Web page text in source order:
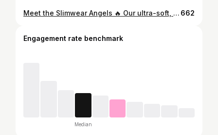
Meet the Slimwear Angels 🔥 Our ultra-soft, fast-drying microfiber towel — always stunning. Photos by: @agne.gar Explore more at slimwear.lt #slimwear #angels #ranksluostis #mikrofibros 662
Engagement rate benchmark
Median